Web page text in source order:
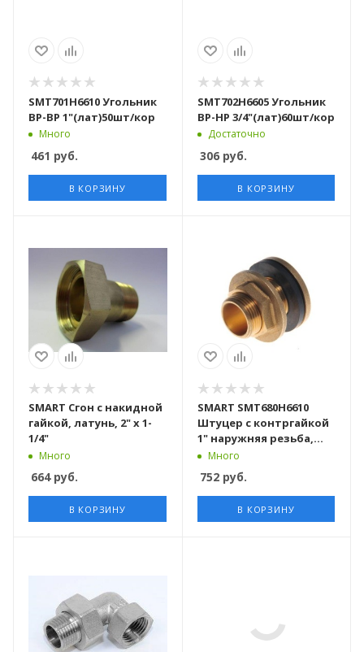
SMT701Н6610 Угольник
ВР-ВР 1"(лат)50шт/кор
Много
461 руб.
В КОРЗИНУ
SMT702Н6605 Угольник
ВР-НР 3/4"(лат)60шт/кор
Достаточно
306руб.
В КОРЗИНУ
SMART Сгон с накидной
гайкой, латунь, 2" х 1-
1/4"
Много
664руб.
В КОРЗИНУ
SMART SMT680H6610
Штуцер с контргайкой
1" наружняя резьба,
латунь, врезка в бак, 75
штук в упаковке
Много
752руб.
В КОРЗИНУ